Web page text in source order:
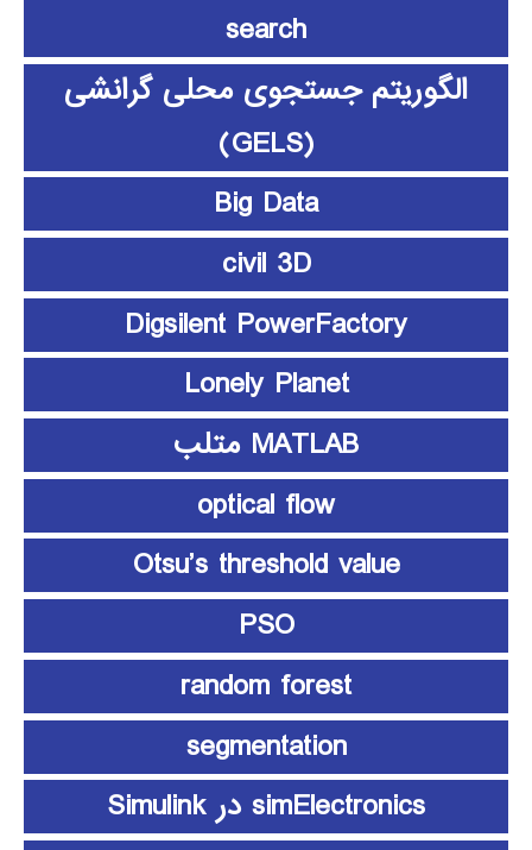
search
الگوریتم جستجوی محلی گرانشی
(GELS)
Big Data
civil 3D
Digsilent PowerFactory
Lonely Planet
MATLAB متلب
optical flow
Otsu’s threshold value
PSO
random forest
segmentation
simElectronics در Simulink